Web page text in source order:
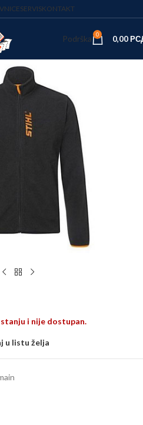
SERVISKONTAKT
Podrška 0 0,00
i nije dostupan.
u listu želja